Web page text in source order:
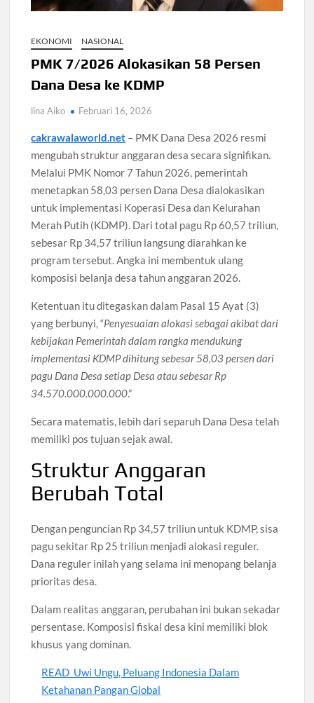
Gelombang Panas Seoul Picu Pembatalan 10 Laga
Bank Dunia Mulai Persiapan IDA22, Sri Mulyani Jadi Ketua
Independen
Sidang MK Bahas Tanggung Jawab Maskapai Saat Delay
Box Office Hollywood 2026 Tembus 4 Film Rp18 Triliun
EKONOMI NASIONAL
PMK 7/2026 Alokasikan 58 Persen
Dana Desa ke KDMP
lina Aiko Februari 16, 2026
cakrawalaworld.net – PMK Dana Desa 2026 resmi
mengubah struktur anggaran desa secara signifikan.
Melalui PMK Nomor 7 Tahun 2026, pemerintah
menetapkan 58,03 persen Dana Desa dialokasikan
untuk implementasi Koperasi Desa dan Kelurahan
Merah Putih (KDMP). Dari total pagu Rp 60,57 triliun,
sebesar Rp 34,57 triliun langsung diarahkan ke
program tersebut. Angka ini membentuk ulang
komposisi belanja desa tahun anggaran 2026.
Ketentuan itu ditegaskan dalam Pasal 15 Ayat (3)
yang berbunyi, “Penyesuaian alokasi sebagai akibat dari
kebijakan Pemerintah dalam rangka mendukung
implementasi KDMP dihitung sebesar 58,03 persen dari
pagu Dana Desa setiap Desa atau sebesar Rp
34.570.000.000.000.”
Secara matematis, lebih dari separuh Dana Desa telah
memiliki pos tujuan sejak awal.
Struktur Anggaran
Berubah Total
Dengan penguncian Rp 34,57 triliun untuk KDMP, sisa
pagu sekitar Rp 25 triliun menjadi alokasi reguler.
Dana reguler inilah yang selama ini menopang belanja
prioritas desa.
Dalam realitas anggaran, perubahan ini bukan sekadar
persentase. Komposisi fiskal desa kini memiliki blok
khusus yang dominan.
READ Uwi Ungu, Peluang Indonesia Dalam
Ketahanan Pangan Global